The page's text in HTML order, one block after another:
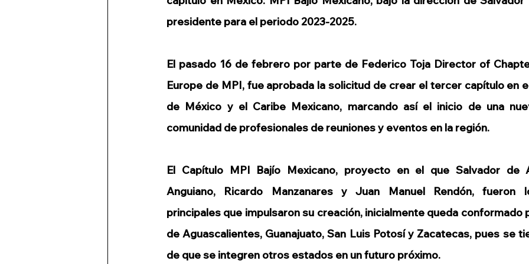
presidente para el periodo 2023-2025.
El pasado 16 de febrero por parte de Federico Toja Director of
Europe de MPI, fue aprobada la solicitud de crear el tercer capítulo en
de México y el Caribe Mexicano, marcando así el inicio de una
comunidad de profesionales de reuniones y eventos en la región.
El Capítulo MPI Bajío Mexicano, proyecto en el que Salvador de
Anguiano, Ricardo Manzanares y Juan Manuel Rendón, fueron
principales que impulsaron su creación, inicialmente queda conformado
de Aguascalientes, Guanajuato, San Luis Potosí y Zacatecas, pues se
de que se integren otros estados en un futuro próximo.